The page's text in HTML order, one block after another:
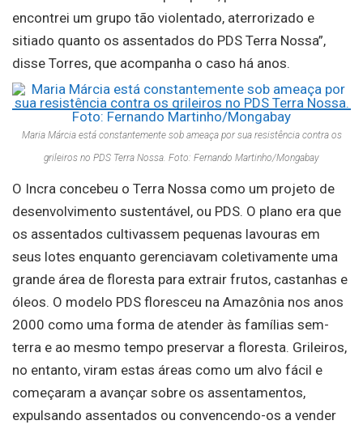
encontrei um grupo tão violentado, aterrorizado e
sitiado quanto os assentados do PDS Terra Nossa”,
disse Torres, que acompanha o caso há anos.
Maria Márcia está constantemente sob ameaça por sua resistência contra os
grileiros no PDS Terra Nossa. Foto: Fernando Martinho/Mongabay
O Incra concebeu o Terra Nossa como um projeto de
desenvolvimento sustentável, ou PDS. O plano era que
os assentados cultivassem pequenas lavouras em
seus lotes enquanto gerenciavam coletivamente uma
grande área de floresta para extrair frutos, castanhas e
óleos. O modelo PDS floresceu na Amazônia nos anos
2000 como uma forma de atender às famílias sem-
terra e ao mesmo tempo preservar a floresta. Grileiros,
no entanto, viram estas áreas como um alvo fácil e
começaram a avançar sobre os assentamentos,
expulsando assentados ou convencendo-os a vender